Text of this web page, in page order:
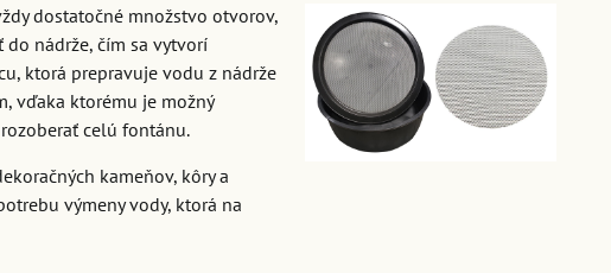
dostatočné množstvo otvorov,
nádrže, čím sa vytvorí
ktorá prepravuje vodu z nádrže
vďaka ktorému je možný
celú fontánu.
kameňov, kôry a
výmeny vody, ktorá na